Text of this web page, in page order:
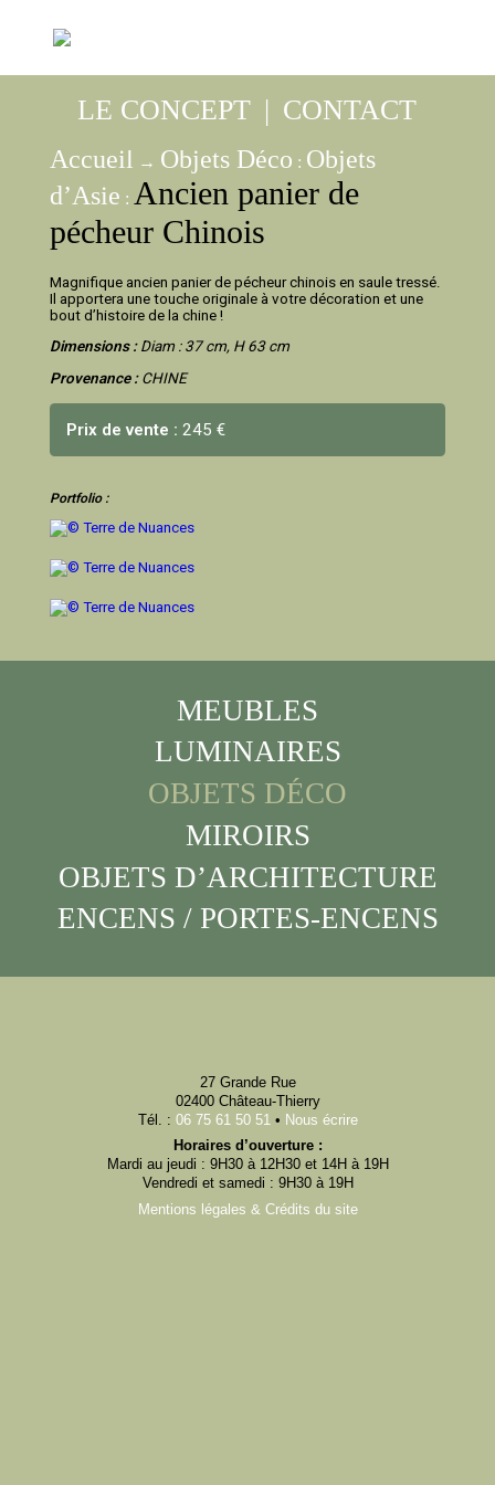
LE CONCEPT | CONTACT
Accueil → Objets Déco : Objets
d’Asie : Ancien panier de
pécheur Chinois
Magnifique ancien panier de pécheur chinois en saule tressé.
Il apportera une touche originale à votre décoration et une
bout d’histoire de la chine !
Dimensions :Diam : 37 cm, H 63 cm
Provenance :CHINE
Prix de vente : 245 €
Portfolio :
MEUBLES
LUMINAIRES
OBJETS DÉCO
MIROIRS
OBJETS D’ARCHITECTURE
ENCENS / PORTES-ENCENS
27 Grande Rue
02400 Château-Thierry
Tél. : 06 75 61 50 51 • Nous écrire
Horaires d’ouverture :
Mardi au jeudi : 9H30 à 12H30 et 14H à 19H
Vendredi et samedi : 9H30 à 19H
Mentions légales & Crédits du site